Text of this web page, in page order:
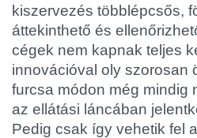
kiszervezés többlépcsős,
áttekinthető és
cégek nem kapnak teljes
innovációval oly szorosan
furcsa módon még mindig
az ellátási láncában
Pedig csak így vehetik fel